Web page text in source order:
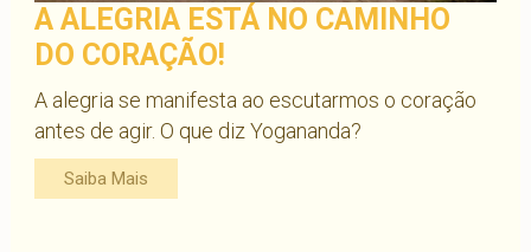
A ALEGRIA ESTÁ NO CAMINHO
DO CORAÇÃO!
A alegria se manifesta ao escutarmos o coração
antes de agir. O que diz Yogananda?
Saiba Mais